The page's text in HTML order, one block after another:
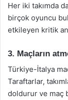
Her iki takımda
birçok oyuncu
etkileyen kritik
3. Maçların
Türkiye-İtalya
Taraftarlar,
doldurur ve maç